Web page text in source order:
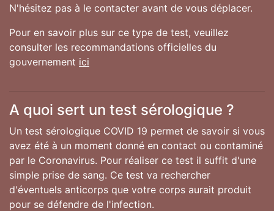
N'hésitez pas à le contacter avant de vous déplacer.
Pour en savoir plus sur ce type de test, veuillez
consulter les recommandations officielles du
gouvernement ici
A quoi sert un test sérologique ?
Un test sérologique COVID 19 permet de savoir si vous
avez été à un moment donné en contact ou contaminé
par le Coronavirus. Pour réaliser ce test il suffit d'une
simple prise de sang. Ce test va rechercher
d'éventuels anticorps que votre corps aurait produit
pour se défendre de l'infection.